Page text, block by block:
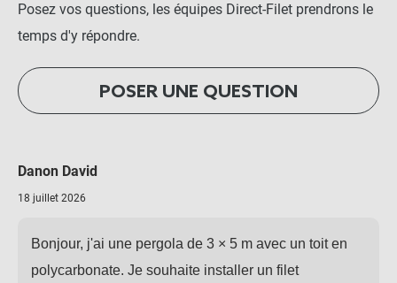
Posez vos questions, les équipes Direct-Filet prendrons le
temps d'y répondre.
POSER UNE QUESTION
Danon David
18 juillet 2026
Bonjour, j'ai une pergola de 3 × 5 m avec un toit en
polycarbonate. Je souhaite installer un filet